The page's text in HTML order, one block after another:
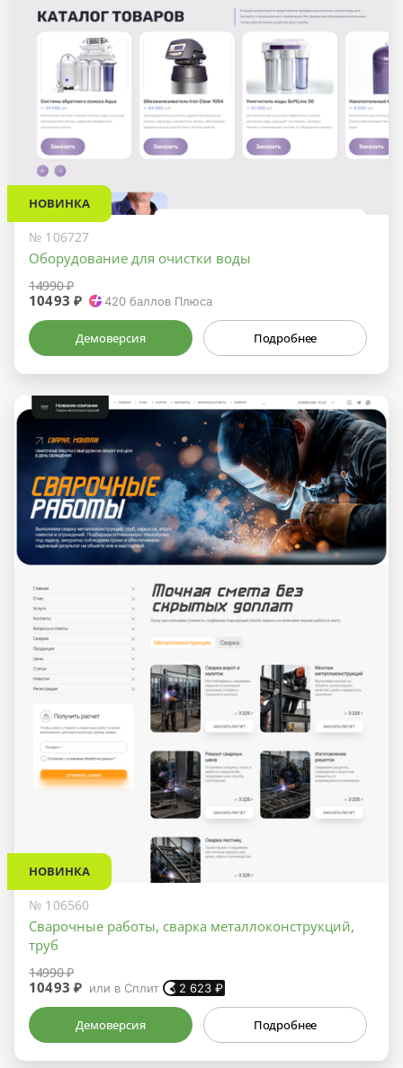
НОВИНКА
№ 106727
Оборудование для очистки воды
14990 ₽
10493 ₽ 420 баллов Плюса
Демоверсия Подробнее
НОВИНКА
№ 106560
Сварочные работы, сварка металлоконструкций,
труб
14990 ₽
10493 ₽ или в Сплит 2 623 ₽
Демоверсия Подробнее